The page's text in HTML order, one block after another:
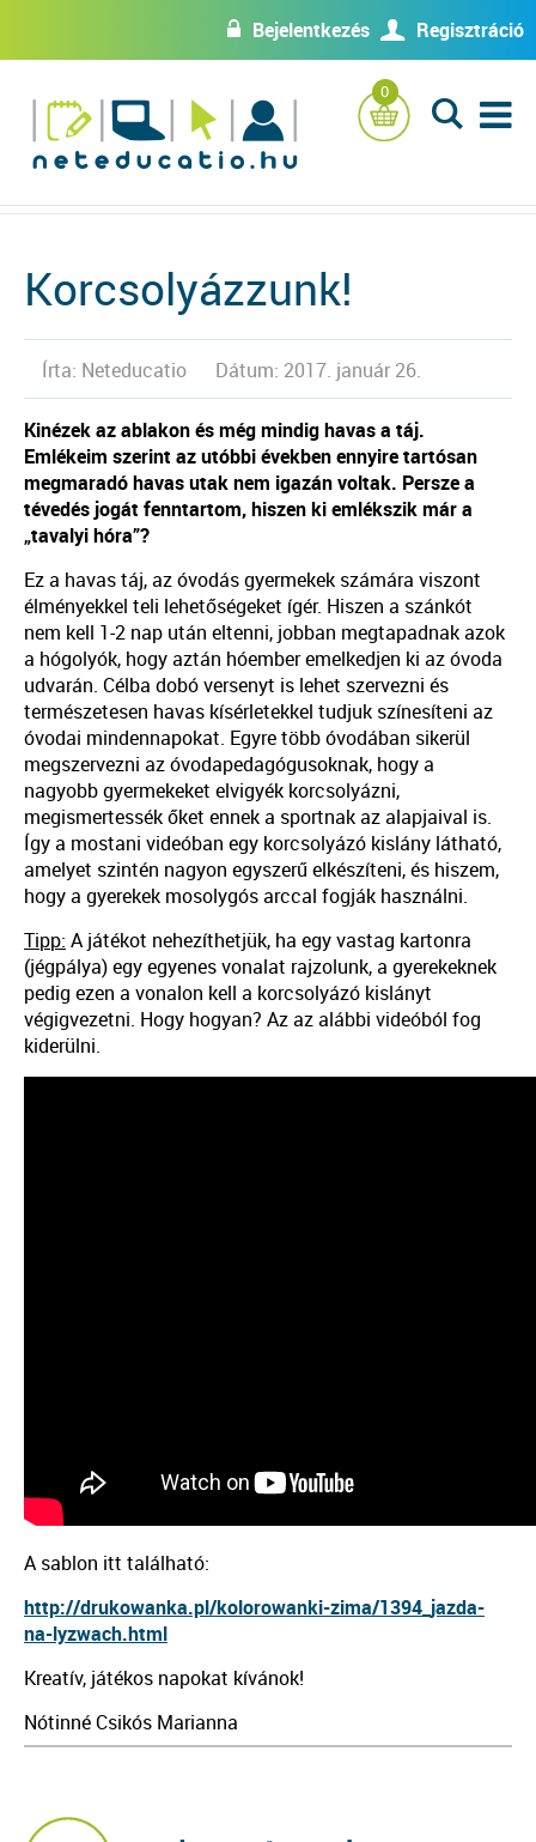
w Bejelentkezés U Regisztráció
0
L
Korcsolyázzunk!
Írta: Neteducatio Dátum: 2017. január 26.
Kinézek az ablakon és még mindig havas a táj.
Emlékeim szerint az utóbbi években ennyire tartósan
megmaradó havas utak nem igazán voltak. Persze a
tévedés jogát fenntartom, hiszen ki emlékszik már a
„tavalyi hóra”?
Ez a havas táj, az óvodás gyermekek számára viszont
élményekkel teli lehetőségeket ígér. Hiszen a szánkót
nem kell 1-2 nap után eltenni, jobban megtapadnak azok
a hógolyók, hogy aztán hóember emelkedjen ki az óvoda
udvarán. Célba dobó versenyt is lehet szervezni és
természetesen havas kísérletekkel tudjuk színesíteni az
óvodai mindennapokat. Egyre több óvodában sikerül
megszervezni az óvodapedagógusoknak, hogy a
nagyobb gyermekeket elvigyék korcsolyázni,
megismertessék őket ennek a sportnak az alapjaival is.
Így a mostani videóban egy korcsolyázó kislány látható,
amelyet szintén nagyon egyszerű elkészíteni, és hiszem,
hogy a gyerekek mosolygós arccal fogják használni.
Tipp: A játékot nehezíthetjük, ha egy vastag kartonra
(jégpálya) egy egyenes vonalat rajzolunk, a gyerekeknek
pedig ezen a vonalon kell a korcsolyázó kislányt
végigvezetni. Hogy hogyan? Az az alábbi videóból fog
kiderülni.
A sablon itt található:
http://drukowanka.pl/kolorowanki-zima/1394_jazda-
na-lyzwach.html
Kreatív, játékos napokat kívánok!
Nótinné Csikós Marianna